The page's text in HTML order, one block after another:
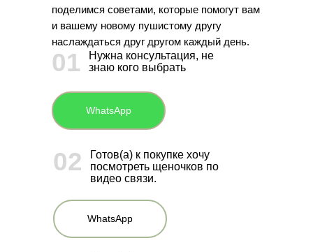
поделимся советами, которые помогут вам
и вашему новому пушистому другу
наслаждаться друг другом каждый день.
Нужна консультация, не
знаю кого выбрать
WhatsApp
01
Готов(а) к покупке хочу
посмотреть щеночков по
видео связи.
WhatsApp
02